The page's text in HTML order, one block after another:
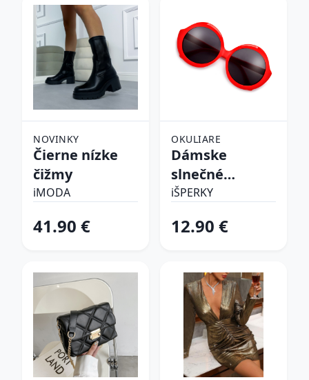
NOVINKY
Čierne nízke
čižmy
iMODA
41.90 €
OKULIARE
Dámske
slnečné
okuliare
iŠPERKY
12.90 €